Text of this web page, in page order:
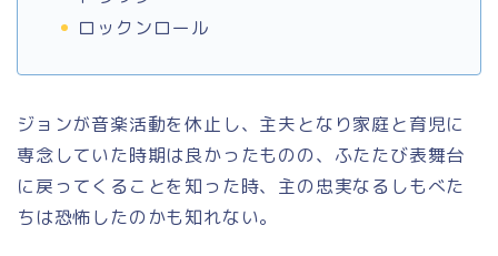
ロックンロール
ジョンが音楽活動を休止し、主夫となり家庭と育児に
専念していた時期は良かったものの、ふたたび表舞台
に戻ってくることを知った時、主の忠実なるしもべた
ちは恐怖したのかも知れない。